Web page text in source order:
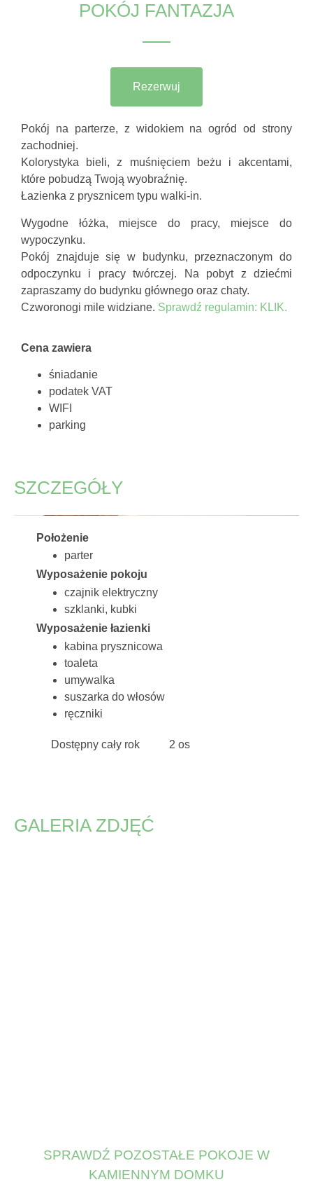
POKÓJ FANTAZJA
Pokój na parterze, z widokiem na ogród od strony
zachodniej.
Kolorystyka bieli, z muśnięciem beżu i akcentami,
które pobudzą Twoją wyobraźnię.
Łazienka z prysznicem typu walki-in.
Wygodne łóżka, miejsce do pracy, miejsce do
wypoczynku.
Pokój znajduje się w budynku, przeznaczonym do
odpoczynku i pracy twórczej. Na pobyt z dziećmi
zapraszamy do budynku głównego oraz chaty.
Czworonogi mile widziane. Sprawdź regulamin: KLIK.
Cena zawiera
śniadanie
podatek VAT
WIFI
parking
Rezerwuj
SZCZEGÓŁY
Położenie
parter
Wyposażenie pokoju
czajnik elektryczny
szklanki, kubki
Wyposażenie łazienki
kabina prysznicowa
toaleta
umywalka
suszarka do włosów
ręczniki
Dostępny cały rok 2 os
GALERIA ZDJĘĆ
SPRAWDŹ POZOSTAŁE POKOJE W
KAMIENNYM DOMKU